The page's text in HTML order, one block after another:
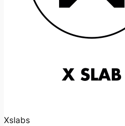
Xslabs